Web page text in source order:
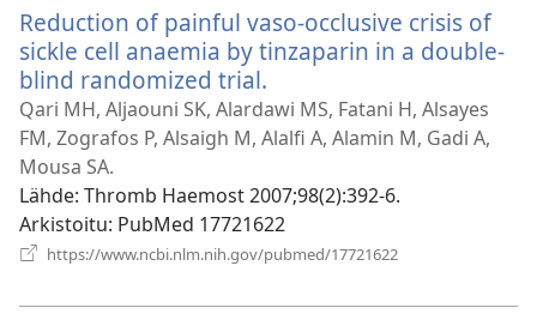
Reduction of painful vaso-occlusive crisis of
sickle cell anaemia by tinzaparin in a double-
blind randomized trial.
uuden
ikkunan)
Qari MH, Aljaouni SK, Alardawi MS, Fatani H, Alsayes
FM, Zografos P, Alsaigh M, Alalfi A, Alamin M, Gadi A,
Mousa SA.
Lähde‎: Thromb Haemost 2007;98(2):392-6.
Arkistoitu‎: PubMed 17721622
https://www.ncbi.nlm.nih.gov/pubmed/17721622